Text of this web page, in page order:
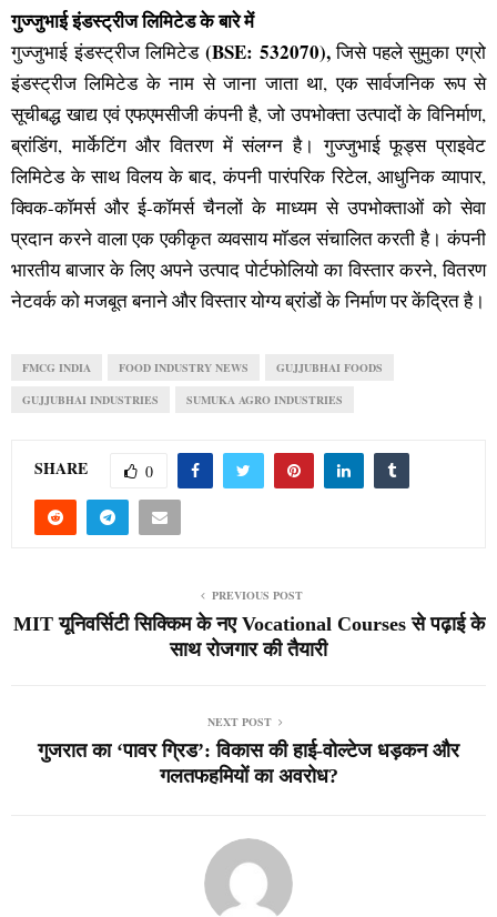
गुज्जुभाई इंडस्ट्रीज लिमिटेड के बारे में
गुज्जुभाई इंडस्ट्रीज लिमिटेड (BSE: 532070),जिसे पहले सुमुका एग्रो
इंडस्ट्रीज लिमिटेड के नाम से जाना जाता था, एक सार्वजनिक रूप से
सूचीबद्ध खाद्य एवं एफएमसीजी कंपनी है, जो उपभोक्ता उत्पादों के विनिर्माण,
ब्रांडिंग, मार्केटिंग और वितरण में संलग्न है। गुज्जुभाई फूड्स प्राइवेट
लिमिटेड के साथ विलय के बाद, कंपनी पारंपरिक रिटेल, आधुनिक व्यापार,
क्विक-कॉमर्स और ई-कॉमर्स चैनलों के माध्यम से उपभोक्ताओं को सेवा
प्रदान करने वाला एक एकीकृत व्यवसाय मॉडल संचालित करती है। कंपनी
भारतीय बाजार के लिए अपने उत्पाद पोर्टफोलियो का विस्तार करने, वितरण
नेटवर्क को मजबूत बनाने और विस्तार योग्य ब्रांडों के निर्माण पर केंद्रित है।
FMCG INDIA FOOD INDUSTRY NEWS GUJJUBHAI FOODS
GUJJUBHAI INDUSTRIES SUMUKA AGRO INDUSTRIES
SHARE 0
PREVIOUS POST
MIT यूनिवर्सिटी सिक्किम के नए Vocational Courses से पढ़ाई के
साथ रोजगार की तैयारी
NEXT POST
गुजरात का ‘पावर ग्रिड’: विकास की हाई-वोल्टेज धड़कन और
गलतफहमियों का अवरोध?